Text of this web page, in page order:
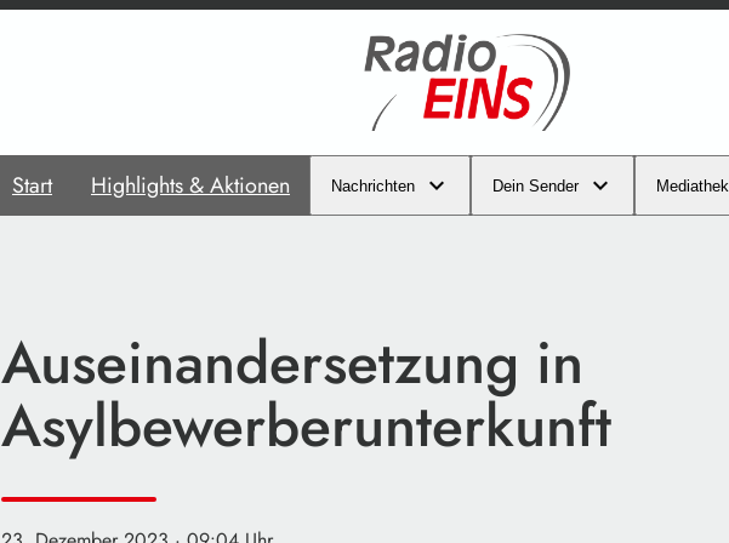
Start Highlights & Aktionen Nachrichten Dein Sender Mediathek
Auseinandersetzung in
Asylbewerberunterkunft